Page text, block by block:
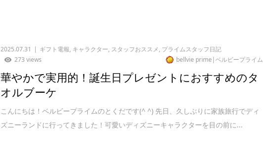
2025.07.31 ギフト電報, キャラクター, スタッフおススメ, プライムスタッフ日記
273 views
bellvie prime|ベルビープライム
華やかで実用的！誕生日プレゼントにおすすめのタ
オルブーケ
こんにちは！ベルビープライムのとくだです(^ ^) 先日、久しぶりに家族旅行でディ
ズニーランドに行ってきました！可愛いディズニーキャラクターを目の前に...